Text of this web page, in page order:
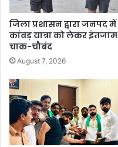
जिला प्रशासन द्वारा जनपद में
कांवड़ यात्रा को लेकर इंतजाम
चाक-चौबंद
August 7, 2026